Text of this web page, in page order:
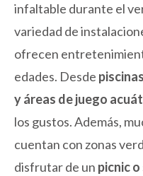
infaltable durante el
variedad de
ofrecen
edades. Desde
y áreas de juego
los gustos. Además,
cuentan con zonas
disfrutar de un picnic